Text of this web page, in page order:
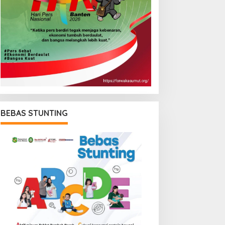
BEBAS STUNTING